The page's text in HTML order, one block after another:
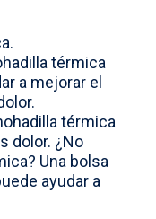
térmica
a mejorar el
térmica
dolor. ¿No
Una bolsa
ayudar a